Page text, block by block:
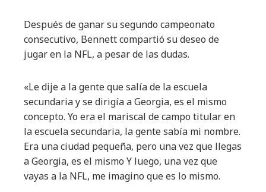
Después de ganar su segundo campeonato
consecutivo, Bennett compartió su deseo de
jugar en la NFL, a pesar de las dudas.
«Le dije a la gente que salía de la escuela
secundaria y se dirigía a Georgia, es el mismo
concepto. Yo era el mariscal de campo titular en
la escuela secundaria, la gente sabía mi nombre.
Era una ciudad pequeña, pero una vez que llegas
a Georgia, es el mismo Y luego, una vez que
vayas a la NFL, me imagino que es lo mismo.